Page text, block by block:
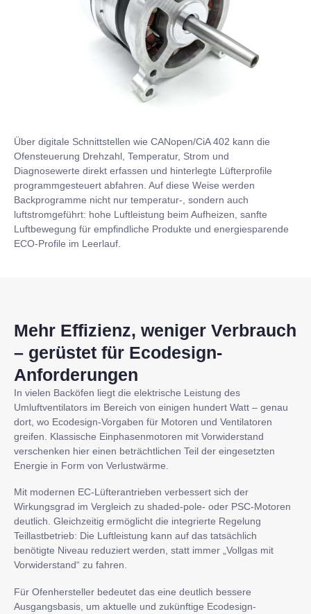
Über digitale Schnittstellen wie CANopen/CiA 402 kann die
Ofensteuerung Drehzahl, Temperatur, Strom und
Diagnosewerte direkt erfassen und hinterlegte Lüfterprofile
programmgesteuert abfahren. Auf diese Weise werden
Backprogramme nicht nur temperatur-, sondern auch
luftstromgeführt: hohe Luftleistung beim Aufheizen, sanfte
Luftbewegung für empfindliche Produkte und energiesparende
ECO-Profile im Leerlauf.
Mehr Effizienz, weniger Verbrauch
– gerüstet für Ecodesign-
Anforderungen
In vielen Backöfen liegt die elektrische Leistung des
Umluftventilators im Bereich von einigen hundert Watt – genau
dort, wo Ecodesign-Vorgaben für Motoren und Ventilatoren
greifen. Klassische Einphasenmotoren mit Vorwiderstand
verschenken hier einen beträchtlichen Teil der eingesetzten
Energie in Form von Verlustwärme.
Mit modernen EC-Lüfterantrieben verbessert sich der
Wirkungsgrad im Vergleich zu shaded-pole- oder PSC-Motoren
deutlich. Gleichzeitig ermöglicht die integrierte Regelung
Teillastbetrieb: Die Luftleistung kann auf das tatsächlich
benötigte Niveau reduziert werden, statt immer „Vollgas mit
Vorwiderstand“ zu fahren.
Für Ofenhersteller bedeutet das eine deutlich bessere
Ausgangsbasis, um aktuelle und zukünftige Ecodesign-